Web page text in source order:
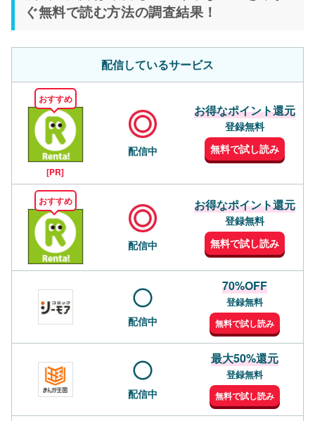
ぐ無料で読む方法の調査結果！
配信しているサービス
おすすめ
[PR]
配信中
お得なポイント還元
登録無料
無料で試し読み
おすすめ
配信中
お得なポイント還元
登録無料
無料で試し読み
配信中
70%OFF
登録無料
無料で試し読み
配信中
最大50%還元
登録無料
無料で試し読み